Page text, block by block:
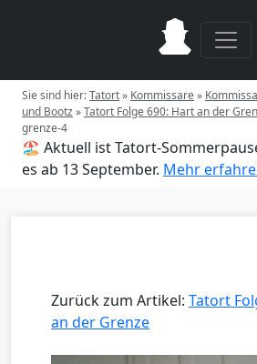
Sie sind hier:Tatort» Kommissare»
und Bootz»Tatort Folge 690: Hart an der
grenze-4
🏖️ Aktuell ist Tatort-
es ab 13 September. Mehr
Zurück zum Artikel: Tatort
an der Grenze